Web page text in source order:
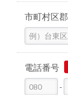
市町村区郡
電話番号
-